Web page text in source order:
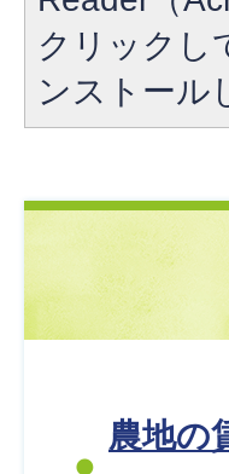
クリックし
ンストール
農地の